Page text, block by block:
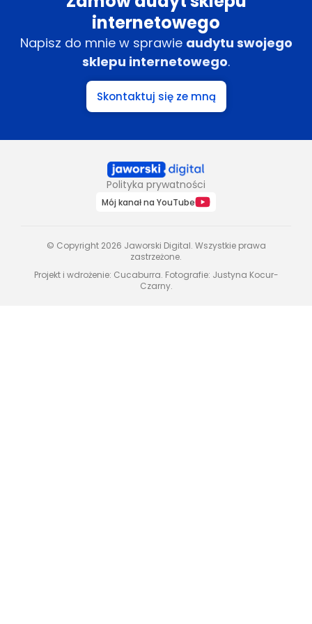
internetowego
Napisz do mnie w sprawie audytu swojego
sklepu internetowego.
Skontaktuj się ze mną
Polityka prywatności
Mój kanał na YouTube
© Copyright 2026 Jaworski Digital. Wszystkie prawa
zastrzeżone.
Projekt i wdrożenie: Cucaburra. Fotografie: Justyna Kocur-
Czarny.